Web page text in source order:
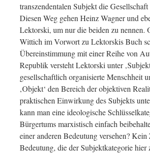
transzendentalen Subjekt die
Diesen Weg gehen Heinz Wagner und
Lektorski, um nur die beiden zu nennen.
Wittich im Vorwort zu Lektorskis Buch
Übereinstimmung mit einer Reihe von
Republik versteht Lektorski unter
gesellschaftlich organisierte Menschheit
‚Objekt‘ den Bereich der objektiven
praktischen Einwirkung des Subjekts
kann man eine ideologische
Bürgertums marxistisch einfach
einer anderen Bedeutung versehen?
Bedeutung, die der Subjektkategorie hier